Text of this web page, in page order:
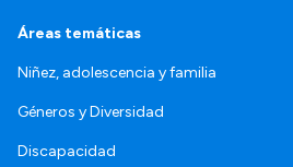
Áreas temáticas
Niñez, adolescencia y familia
Géneros y Diversidad
Discapacidad